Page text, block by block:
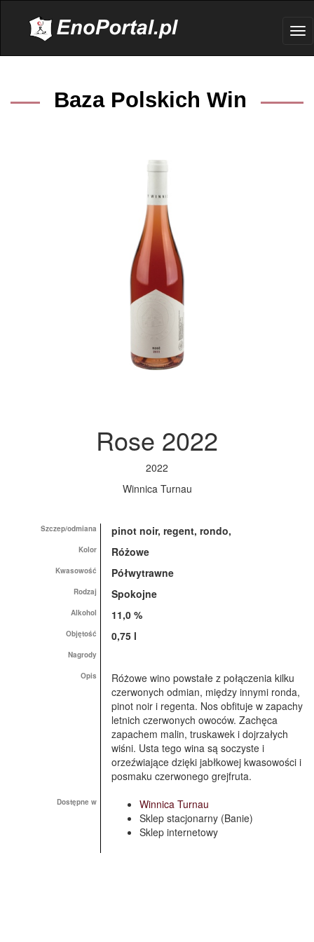
Baza Polskich Win
Rose 2022
2022
Winnica Turnau
Szczep/odmiana pinot noir, regent, rondo,
Kolor Różowe
Kwasowość Półwytrawne
Rodzaj Spokojne
Alkohol 11,0 %
Objętość 0,75 l
Nagrody
Opis
Różowe wino powstałe z połączenia kilku
czerwonych odmian, między innymi ronda,
pinot noir i regenta. Nos obfituje w zapachy
letnich czerwonych owoców. Zachęca
zapachem malin, truskawek i dojrzałych
wiśni. Usta tego wina są soczyste i
orzeźwiające dzięki jabłkowej kwasowości i
posmaku czerwonego grejfruta.
Dostępne w
Winnica Turnau
Sklep stacjonarny (Banie)
Sklep internetowy